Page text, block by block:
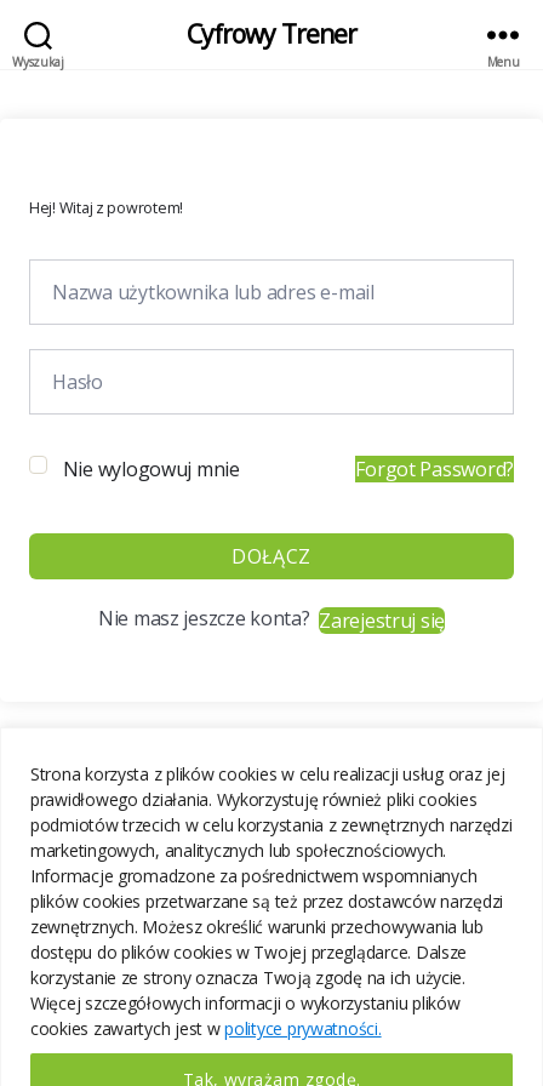
Strona korzysta z plików cookies w celu realizacji usług oraz jej
prawidłowego działania. Wykorzystuję również pliki cookies
podmiotów trzecich w celu korzystania z zewnętrznych narzędzi
marketingowych, analitycznych lub społecznościowych.
Informacje gromadzone za pośrednictwem wspomnianych
plików cookies przetwarzane są też przez dostawców narzędzi
zewnętrznych. Możesz określić warunki przechowywania lub
dostępu do plików cookies w Twojej przeglądarce. Dalsze
korzystanie ze strony oznacza Twoją zgodę na ich użycie.
Więcej szczegółowych informacji o wykorzystaniu plików
cookies zawartych jest wpolityce prywatności.
Tak, wyrażam zgodę.
Wyszukaj
Cyfrowy Trener
Menu
Hej! Witaj z powrotem!
Nie wylogowuj mnie Forgot Password?
DOŁĄCZ
Nie masz jeszcze konta?Zarejestruj się